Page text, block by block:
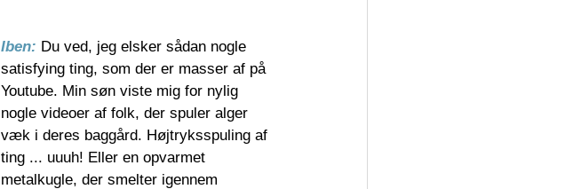
Iben: Du ved, jeg elsker sådan nogle
satisfying ting, som der er masser af på
Youtube. Min søn viste mig for nylig
nogle videoer af folk, der spuler alger
væk i deres baggård. Højtryksspuling af
ting ... uuuh! Eller en opvarmet
metalkugle, der smelter igennem